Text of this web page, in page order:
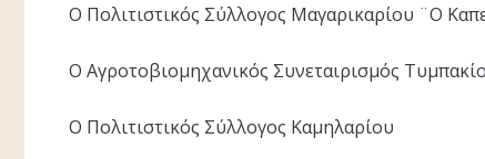
Ο Πολιτιστικός Σύλλογος Μαγαρικαρίου ¨Ο
Ο Αγροτοβιομηχανικός Συνεταιρισμός
Ο Πολιτιστικός Σύλλογος Καμηλαρίου